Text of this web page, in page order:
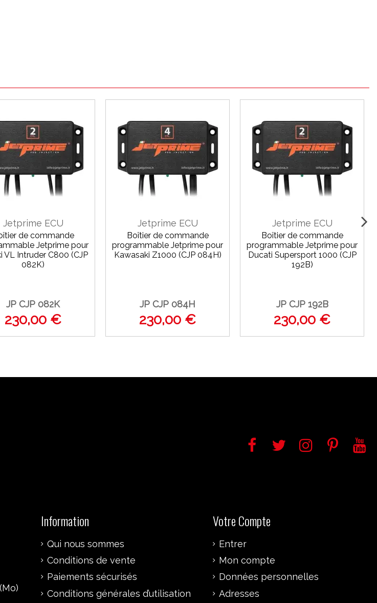
Jetprime ECU
de commande
Jetprime pour
VL Intruder C800 (CJP
082K)
JP CJP 082K
230,00 €
Jetprime ECU
Boîtier de commande
programmable Jetprime pour
Kawasaki Z1000 (CJP 084H)
JP CJP 084H
230,00 €
Jetprime ECU
Boîtier de commande
programmable Jetprime pour
Ducati Supersport 1000 (CJP
192B)
JP CJP 192B
230,00 €
Information
Qui nous sommes
Conditions de vente
Paiements sécurisés
Conditions générales d’utilisation
Votre Compte
Entrer
Mon compte
Données personnelles
Adresses